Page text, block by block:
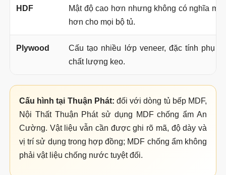
HDF
Mật độ cao hơn nhưng không có nghĩa
hơn cho mọi bộ tủ.
Plywood
Cấu tạo nhiều lớp veneer, đặc tính phụ
chất lượng keo.
Cấu hình tại Thuận Phát: đối với dòng tủ bếp MDF,
Nội Thất Thuận Phát sử dụng MDF chống ẩm An
Cường. Vật liệu vẫn cần được ghi rõ mã, độ dày và
vị trí sử dụng trong hợp đồng; MDF chống ẩm không
phải vật liệu chống nước tuyệt đối.